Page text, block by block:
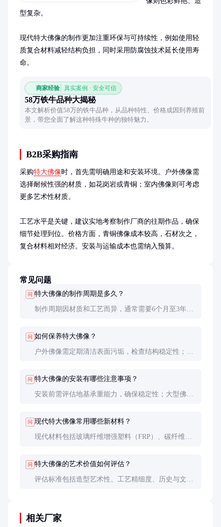
型复杂。
现代特大佛像的制作更加注重环保与可持续性，例如使用轻
质复合材料减轻结构负担，同时采用防腐蚀技术延长使用寿
命。
商家经验 真实案例 · 安全可信
58万铁牛品种大揭秘
本文解析价值58万的铁牛品种，从品种特性、价格成因到养殖前
景，带您全面了解这种特殊牛种的独特魅力。
B2B采购指南
采购特大佛像时，首先需明确用途和安装环境。户外佛像需
选择耐候性强的材质，如花岗岩或青铜；室内佛像则可考虑
更多艺术性材质。
工艺水平是关键，建议实地考察制作厂商的往期作品，确保
细节处理到位。价格方面，青铜佛像成本较高，石材次之，
复合材料相对经济。安装与运输成本也需纳入预算。
常见问题
问 特大佛像的制作周期是多久？
制作周期因材质和工艺而异，通常需要6个月至3年不
问 如何保养特大佛像？
户外佛像需定期清洁表面污垢，检查结构稳定性；青
问 特大佛像的安装有哪些注意事项？
安装前需评估地基承重能力，确保稳定性；大型佛像
问 现代特大佛像常用哪些新材料？
现代材料包括玻璃纤维增强塑料（FRP）、碳纤维
问 特大佛像的艺术价值如何评估？
评估标准包括造型艺术性、工艺精细度、历史与文化
相关厂家